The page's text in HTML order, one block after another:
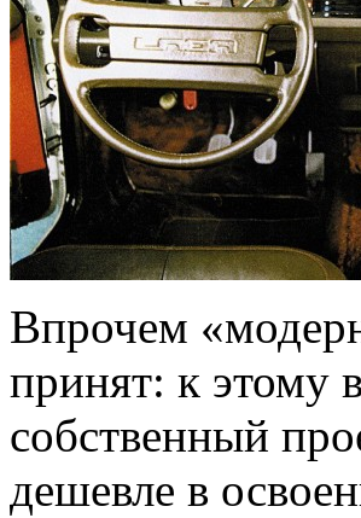
Впрочем
принят: к этому
собственный
дешевле в